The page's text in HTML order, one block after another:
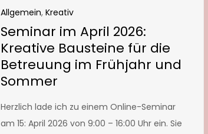
Allgemein, Kreativ
Seminar im April 2026:
Kreative Bausteine für die
Betreuung im Frühjahr und
Sommer
Herzlich lade ich zu einem Online-Seminar
am 15: April 2026 von 9:00 – 16:00 Uhr ein. Sie